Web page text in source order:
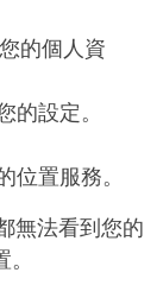
的個人資
的設定。
位置服務。
無法看到您的
。